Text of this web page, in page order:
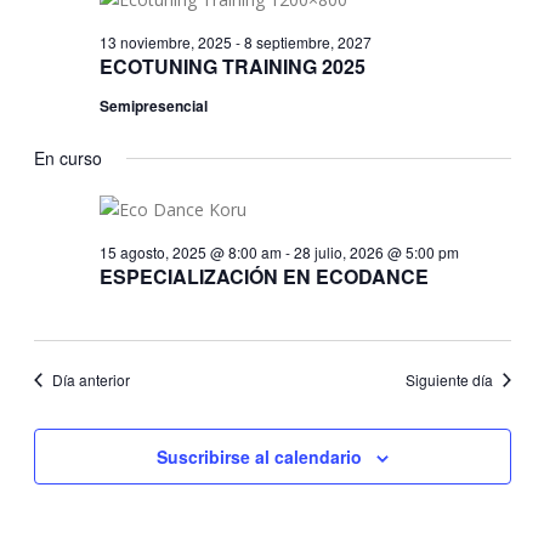
2026
ECOTUNING TRAINING 2025
13 noviembre, 2025 -8 septiembre, 2027
Semipresencial
En curso
ESPECIALIZACIÓN EN ECODANCE
15 agosto, 2025 @ 8:00 am-28 julio, 2026 @ 5:00 pm
Día anterior Siguiente día
Suscribirse al calendario